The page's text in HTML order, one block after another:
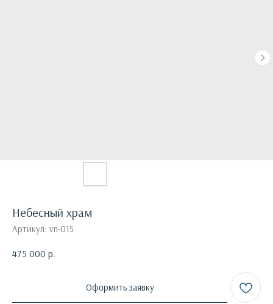
Небесный храм
Артикул: vn-015
475 000 р.
Оформить заявку